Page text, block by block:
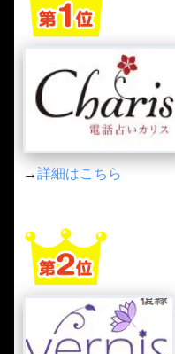
→詳細はこちら